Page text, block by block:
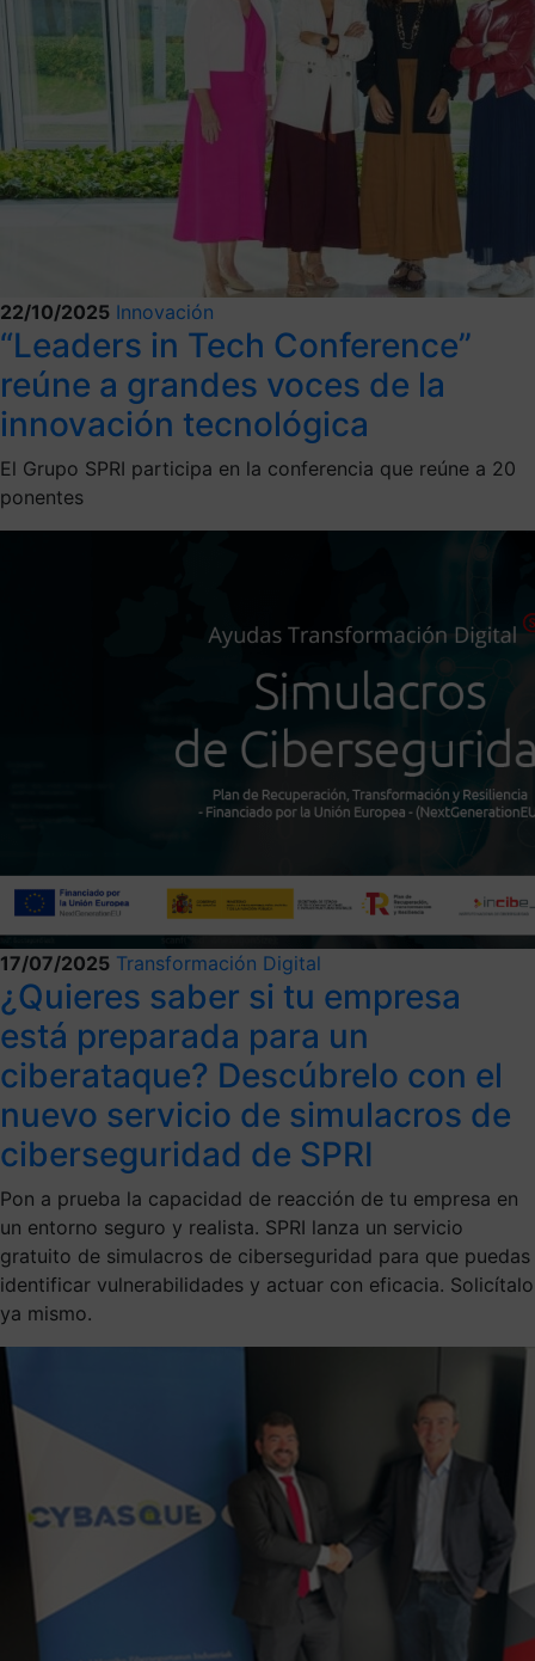
22/10/2025 Innovación
“Leaders in Tech Conference”
reúne a grandes voces de la
innovación tecnológica
El Grupo SPRI participa en la conferencia que reúne a 20
ponentes
17/07/2025 Transformación Digital
¿Quieres saber si tu empresa
está preparada para un
ciberataque? Descúbrelo con el
nuevo servicio de simulacros de
ciberseguridad de SPRI
Pon a prueba la capacidad de reacción de tu empresa en
un entorno seguro y realista. SPRI lanza un servicio
gratuito de simulacros de ciberseguridad para que puedas
identificar vulnerabilidades y actuar con eficacia. Solicítalo
ya mismo.